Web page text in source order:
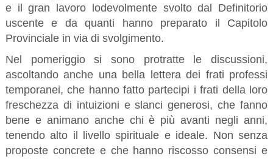
e il gran lavoro lodevolmente svolto dal Definitorio
uscente e da quanti hanno preparato il Capitolo
Provinciale in via di svolgimento.
Nel pomeriggio si sono protratte le discussioni,
ascoltando anche una bella lettera dei frati professi
temporanei, che hanno fatto partecipi i frati della loro
freschezza di intuizioni e slanci generosi, che fanno
bene e animano anche chi è più avanti negli anni,
tenendo alto il livello spirituale e ideale. Non senza
proposte concrete e che hanno riscosso consensi e